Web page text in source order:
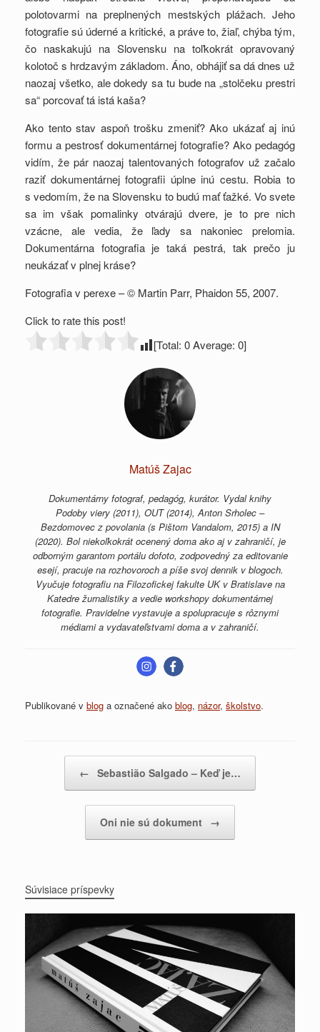
polotovarmi na preplnených mestských plážach. Jeho
fotografie sú úderné a kritické, a práve to, žiaľ, chýba tým,
čo naskakujú na Slovensku na toľkokrát opravovaný
kolotoč s hrdzavým základom. Áno, obhájiť sa dá dnes už
naozaj všetko, ale dokedy sa tu bude na „stolčeku prestri
sa“ porcovať tá istá kaša?
Ako tento stav aspoň trošku zmeniť? Ako ukázať aj inú
formu a pestrosť dokumentárnej fotografie? Ako pedagóg
vidím, že pár naozaj talentovaných fotografov už začalo
raziť dokumentárnej fotografii úplne inú cestu. Robia to
s vedomím, že na Slovensku to budú mať ťažké. Vo svete
sa im však pomalinky otvárajú dvere, je to pre nich
vzácne, ale vedia, že ľady sa nakoniec prelomia.
Dokumentárna fotografia je taká pestrá, tak prečo ju
neukázať v plnej kráse?
Fotografia v perexe – © Martin Parr, Phaidon 55, 2007.
Click to rate this post!
[Total: 0Average: 0]
Matúš Zajac
Dokumentárny fotograf, pedagóg, kurátor. Vydal knihy
Podoby viery (2011), OUT (2014), Anton Srholec –
Bezdomovec z povolania (s Pištom Vandalom, 2015) a IN
(2020). Bol niekoľkokrát ocenený doma ako aj v zahraničí, je
odborným garantom portálu dofoto, zodpovedný za editovanie
esejí, pracuje na rozhovoroch a píše svoj dennik v blogoch.
Vyučuje fotografiu na Filozofickej fakulte UK v Bratislave na
Katedre žurnalistiky a vedie workshopy dokumentárnej
fotografie. Pravidelne vystavuje a spolupracuje s rôznymi
médiami a vydavateľstvami doma a v zahraničí.
Publikované v blog a označené ako blog, názor, školstvo.
← Sebastião Salgado – Keď je…
Oni nie sú dokument →
Súvisiace príspevky